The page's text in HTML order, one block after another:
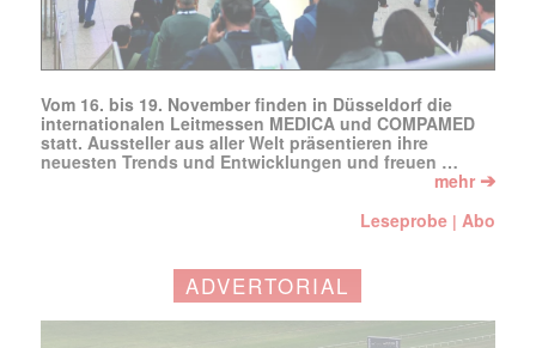
Vom 16. bis 19. November finden in Düsseldorf die
internationalen Leitmessen MEDICA und COMPAMED
statt. Aussteller aus aller Welt präsentieren ihre
neuesten Trends und Entwicklungen und freuen …
mehr ➔
Leseprobe |Abo
ADVERTORIAL